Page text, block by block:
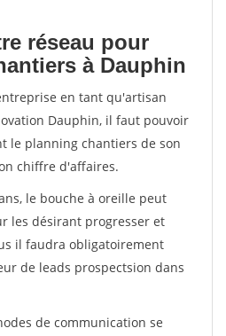
réseau pour
à Dauphin
en tant qu'artisan
Dauphin, il faut pouvoir
le planning chantiers de son
chiffre d'affaires.
le bouche à oreille peut
les désirant progresser et
il faudra obligatoirement
de leads prospectsion dans
de communication se